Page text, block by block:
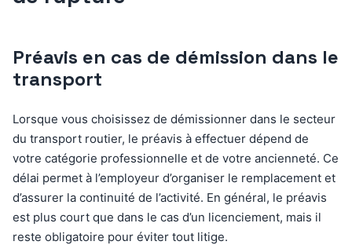
Préavis en cas de démission dans le
transport
Lorsque vous choisissez de démissionner dans le secteur
du transport routier, le préavis à effectuer dépend de
votre catégorie professionnelle et de votre ancienneté. Ce
délai permet à l’employeur d’organiser le remplacement et
d’assurer la continuité de l’activité. En général, le préavis
est plus court que dans le cas d’un licenciement, mais il
reste obligatoire pour éviter tout litige.